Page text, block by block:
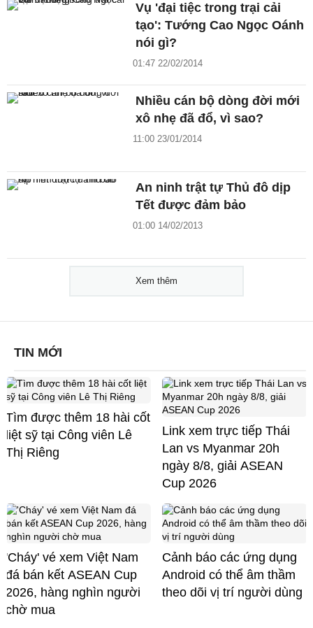
Vụ 'đại tiệc trong trại cải
tạo': Tướng Cao Ngọc Oánh
nói gì?
01:47 22/02/2014
Nhiều cán bộ dòng đời mới
xô nhẹ đã đổ, vì sao?
11:00 23/01/2014
An ninh trật tự Thủ đô dịp
Tết được đảm bảo
01:00 14/02/2013
Xem thêm
TIN MỚI
Tìm được thêm 18 hài cốt
liệt sỹ tại Công viên Lê
Thị Riêng
Link xem trực tiếp Thái
Lan vs Myanmar 20h
ngày 8/8, giải ASEAN
Cup 2026
'Cháy' vé xem Việt Nam
đá bán kết ASEAN Cup
2026, hàng nghìn người
chờ mua
Cảnh báo các ứng dụng
Android có thể âm thầm
theo dõi vị trí người dùng